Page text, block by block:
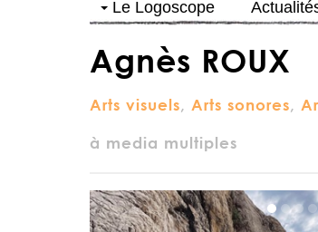
Le Logoscope
Agnès ROUX
Arts visuels, Arts sonores,
à media multiples